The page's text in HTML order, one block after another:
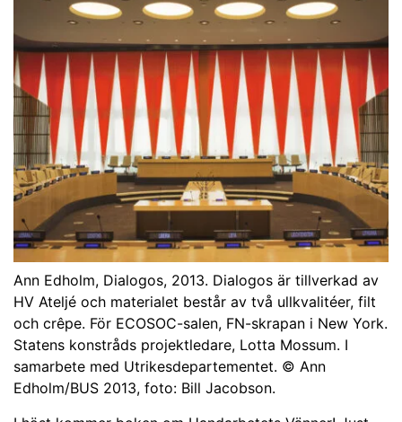
Ann Edholm, Dialogos, 2013. Dialogos är tillverkad av
HV Ateljé och materialet består av två ullkvalitéer, filt
och crêpe. För ECOSOC-salen, FN-skrapan i New York.
Statens konstråds projektledare, Lotta Mossum. I
samarbete med Utrikesdepartementet. © Ann
Edholm/BUS 2013, foto: Bill Jacobson.